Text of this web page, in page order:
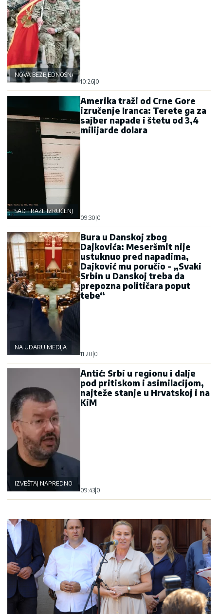
NOVA BEZBJEDNOSNA OSOVINA
10:26 0
SAD TRAŽE IZRUČENJE
Amerika traži od Crne Gore
izručenje Iranca: Terete ga za
sajber napade i štetu od 3,4
milijarde dolara
09:30 0
NA UDARU MEDIJA
Bura u Danskoj zbog
Dajkovića: Meseršmit nije
ustuknuo pred napadima,
Dajković mu poručio - „Svaki
Srbin u Danskoj treba da
prepozna političara poput
tebe“
11:20 0
IZVEŠTAJ NAPREDNOG KLUBA
Antić: Srbi u regionu i dalje
pod pritiskom i asimilacijom,
najteže stanje u Hrvatskoj i na
KiM
09:43 0